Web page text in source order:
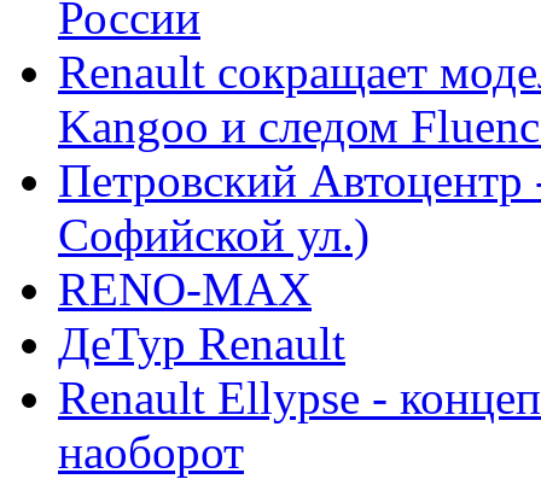
России
Renault сокращает
Kangoo и следом
Петровский
Софийской ул.)
RENO-MAX
ДеТур Renault
Renault Ellypse -
наоборот